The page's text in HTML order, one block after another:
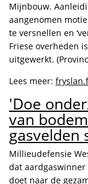
Mijnbouw.
aangenomen
te versnellen en
Friese overheden
uitgewerkt.
Lees meer:
'Doe
van
gasvelden
Millieudefensie
dat
doet naar de